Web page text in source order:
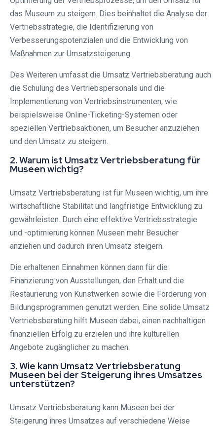
das Museum zu steigern. Dies beinhaltet die Analyse der
Vertriebsstrategie, die Identifizierung von
Verbesserungspotenzialen und die Entwicklung von
Maßnahmen zur Umsatzsteigerung.
Des Weiteren umfasst die Umsatz Vertriebsberatung auch
die Schulung des Vertriebspersonals und die
Implementierung von Vertriebsinstrumenten, wie
beispielsweise Online-Ticketing-Systemen oder
speziellen Vertriebsaktionen, um Besucher anzuziehen
und den Umsatz zu steigern.
2. Warum ist Umsatz Vertriebsberatung für
Museen wichtig?
Umsatz Vertriebsberatung ist für Museen wichtig, um ihre
wirtschaftliche Stabilität und langfristige Entwicklung zu
gewährleisten. Durch eine effektive Vertriebsstrategie
und -optimierung können Museen mehr Besucher
anziehen und dadurch ihren Umsatz steigern.
Die erhaltenen Einnahmen können dann für die
Finanzierung von Ausstellungen, den Erhalt und die
Restaurierung von Kunstwerken sowie die Förderung von
Bildungsprogrammen genutzt werden. Eine solide Umsatz
Vertriebsberatung hilft Museen dabei, einen nachhaltigen
finanziellen Erfolg zu erzielen und ihre kulturellen
Angebote zugänglicher zu machen.
3. Wie kann Umsatz Vertriebsberatung
Museen bei der Steigerung ihres Umsatzes
unterstützen?
Umsatz Vertriebsberatung kann Museen bei der
Steigerung ihres Umsatzes auf verschiedene Weise